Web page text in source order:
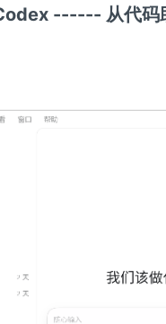
------ 从代码